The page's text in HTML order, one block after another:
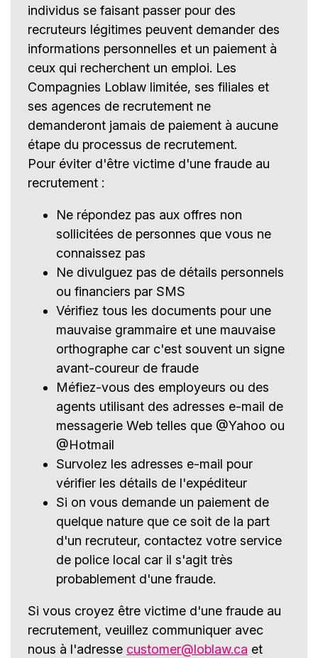
individus se faisant passer pour des
recruteurs légitimes peuvent demander des
informations personnelles et un paiement à
ceux qui recherchent un emploi. Les
Compagnies Loblaw limitée, ses filiales et
ses agences de recrutement ne
demanderont jamais de paiement à aucune
étape du processus de recrutement.
Pour éviter d'être victime d'une fraude au
recrutement :
Ne répondez pas aux offres non
sollicitées de personnes que vous ne
connaissez pas
Ne divulguez pas de détails personnels
ou financiers par SMS
Vérifiez tous les documents pour une
mauvaise grammaire et une mauvaise
orthographe car c'est souvent un signe
avant-coureur de fraude
Méfiez-vous des employeurs ou des
agents utilisant des adresses e-mail de
messagerie Web telles que @Yahoo ou
@Hotmail
Survolez les adresses e-mail pour
vérifier les détails de l'expéditeur
Si on vous demande un paiement de
quelque nature que ce soit de la part
d'un recruteur, contactez votre service
de police local car il s'agit très
probablement d'une fraude.
Si vous croyez être victime d'une fraude au
recrutement, veuillez communiquer avec
nous à l'adresse customer@loblaw.ca et